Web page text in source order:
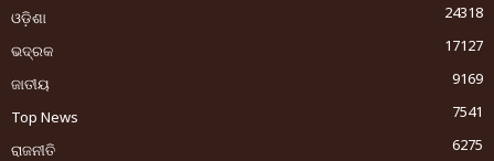
ଓଡ଼ିଶା
24318
ଭଦ୍ରକ
17127
ଜାତୀୟ
9169
Top News
7541
ରାଜନୀତି
6275